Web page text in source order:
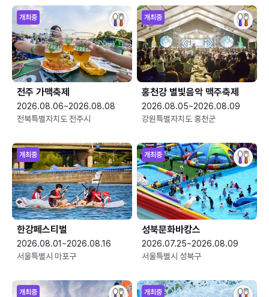
개최중
전주 가맥축제
2026.08.06~2026.08.08
전북특별자치도 전주시
개최중
홍천강 별빛음악 맥주축제
2026.08.05~2026.08.09
강원특별자치도 홍천군
개최중
한강페스티벌
2026.08.01~2026.08.16
서울특별시 마포구
개최중
성북문화바캉스
2026.07.25~2026.08.09
서울특별시 성북구
개최중 개최중